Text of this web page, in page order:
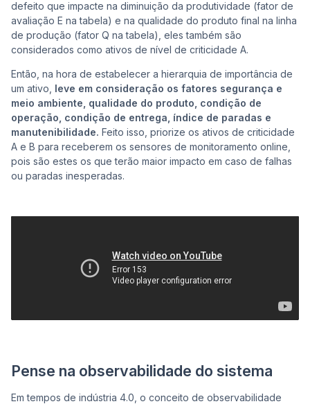
defeito que impacte na diminuição da produtividade (fator de
avaliação E na tabela) e na qualidade do produto final na linha
de produção (fator Q na tabela), eles também são
considerados como ativos de nível de criticidade A.
Então, na hora de estabelecer a hierarquia de importância de
um ativo, leve em consideração os fatores segurança e
meio ambiente, qualidade do produto, condição de
operação, condição de entrega, índice de paradas e
manutenibilidade. Feito isso, priorize os ativos de criticidade
A e B para receberem os sensores de monitoramento online,
pois são estes os que terão maior impacto em caso de falhas
ou paradas inesperadas.
Pense na observabilidade do sistema
Em tempos de indústria 4.0, o conceito de observabilidade